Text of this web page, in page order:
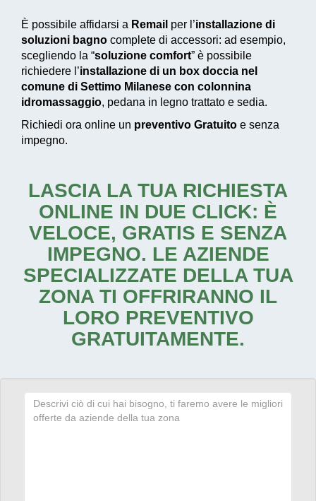
È possibile affidarsi a Remail per l’installazione di
soluzioni bagno complete di accessori: ad esempio,
scegliendo la “soluzione comfort” è possibile
richiedere l’installazione di un box doccia nel
comune di Settimo Milanese con colonnina
idromassaggio, pedana in legno trattato e sedia.
Richiedi ora online un preventivo Gratuito e senza
impegno.
LASCIA LA TUA RICHIESTA
ONLINE IN DUE CLICK: È
VELOCE, GRATIS E SENZA
IMPEGNO. LE AZIENDE
SPECIALIZZATE DELLA TUA
ZONA TI OFFRIRANNO IL
LORO PREVENTIVO
GRATUITAMENTE.